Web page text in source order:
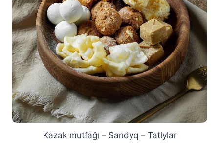
Kazak mutfağı – Sandyq – Tatlylar